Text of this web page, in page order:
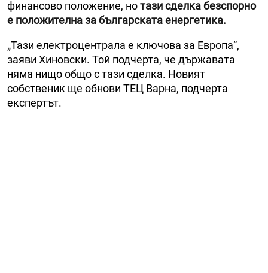
финансово положение, нотази сделка безспорно
е положителна за българската енергетика.
„Тази електроцентрала е ключова за Европа”,
заяви Хиновски. Той подчерта, че държавата
няма нищо общо с тази сделка. Новият
собственик ще обнови ТЕЦ Варна, подчерта
експертът.